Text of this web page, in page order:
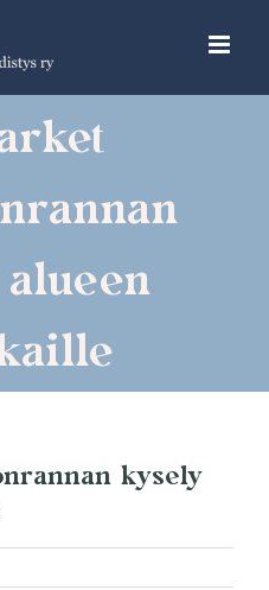
kysely